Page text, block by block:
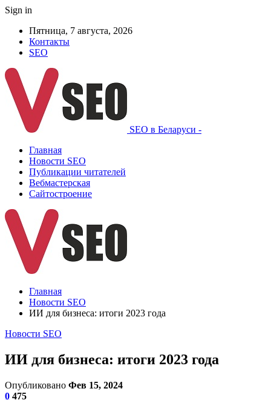
Sign in
Пятница, 7 августа, 2026
Контакты
SEO
SEO в Беларуси -
Главная
Новости SEO
Публикации читателей
Вебмастерская
Сайтостроение
Главная
Новости SEO
ИИ для бизнеса: итоги 2023 года
Новости SEO
ИИ для бизнеса: итоги 2023 года
Опубликовано Фев 15, 2024
0 475